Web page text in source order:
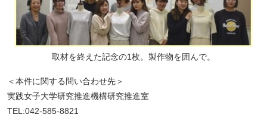
取材を終えた記念の1枚。製作物を囲んで。
＜本件に関する問い合わせ先＞
実践女子大学研究推進機構研究推進室
TEL:042-585-8821